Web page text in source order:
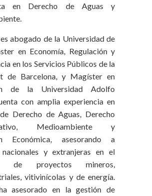
en Derecho de Aguas y
abogado de la Universidad de
en Economía, Regulación y
en los Servicios Públicos de la
de Barcelona, y Magíster en
de la Universidad Adolfo
con amplia experiencia en
Derecho de Aguas, Derecho
Medioambiente y
Económica, asesorando a
nacionales y extranjeras en el
de proyectos mineros,
vitivinícolas y de energía.
asesorado en la gestión de